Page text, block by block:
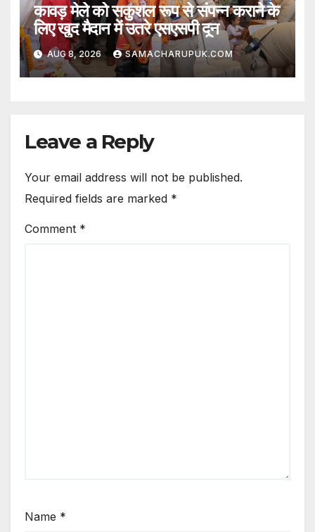
कावड़ मेले को सकुशल रूप से संपन्न कराने के
लिए खुद मैदान में उतरे एसएसपी दून
AUG 8, 2026 SAMACHARUPUK.COM
Leave a Reply
Your email address will not be published.
Required fields are marked *
Comment *
Name *